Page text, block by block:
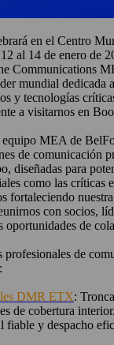
en el Centro
al 14 de enero de
Communications
mundial dedicada
y tecnologías
a visitarnos en
MEA de
de comunicación
diseñadas para
como las críticas
fortaleciendo
con socios,
oportunidades de
profesionales de
DMR ETX:
de cobertura
fiable y despacho